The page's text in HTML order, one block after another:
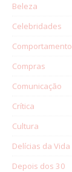
Beleza
Celebridades
Comportamento
Compras
Comunicação
Crítica
Cultura
Delícias da Vida
Depois dos 30